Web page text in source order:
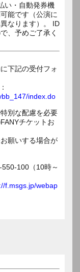
い・自動発券機
能です（公演に
なります）。 ID
、予めご了承く
下記の受付フォ
index.do
別な配慮を必要
チケットお
願いする場合が
100（10時～
f.msgs.jp/webap